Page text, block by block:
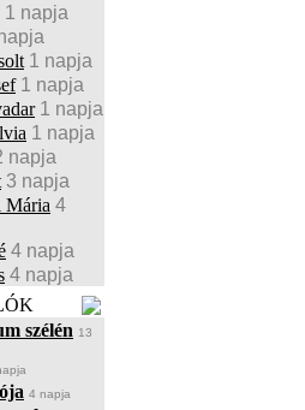
1 napja
1 napja
1 napja
1 napja
1 napja
napja
3 napja
Mária 4
4 napja
4 napja
szélén 13
4 napja